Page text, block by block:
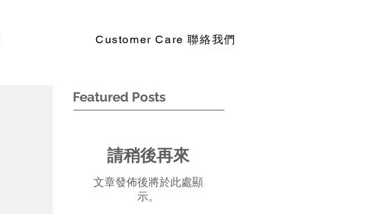
Customer Care 聯絡我們
Featured Posts
請稍後再來
文章發佈後將於此處顯
示。